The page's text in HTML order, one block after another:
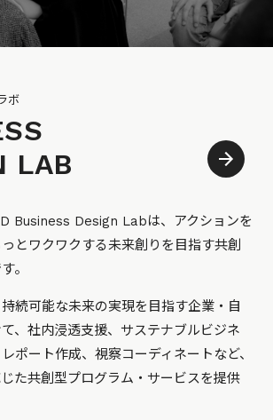
ボ
LAB
Business Design Labは、アクションを
とワクワクする未来創りを目指す共創
。
続可能な未来の実現を目指す企業・自
、社内浸透支援、サステナブルビジネ
ポート作成、視察コーディネートなど、
た共創型プログラム・サービスを提供